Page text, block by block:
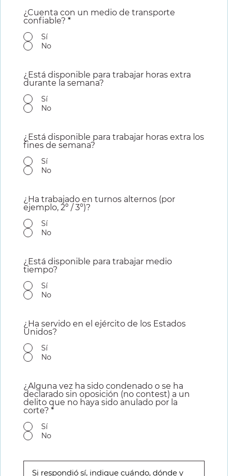
¿Cuenta con un medio de transporte
confiable? *
Sí
No
¿Está disponible para trabajar horas extra
durante la semana?
Sí
No
¿Está disponible para trabajar horas extra los
fines de semana?
Sí
No
¿Ha trabajado en turnos alternos (por
ejemplo, 2º / 3º)?
Sí
No
¿Está disponible para trabajar medio
tiempo?
Sí
No
¿Ha servido en el ejército de los Estados
Unidos?
Sí
No
¿Alguna vez ha sido condenado o se ha
declarado sin oposición (no contest) a un
delito que no haya sido anulado por la
corte? *
Sí
No